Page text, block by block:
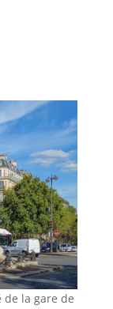
la gare de